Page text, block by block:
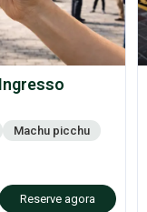
Machu picchu
Reserve agora